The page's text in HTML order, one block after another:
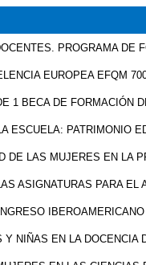
PROGRAMA DE
EUROPEA EFQM
1 BECA DE FORMACIÓN
ESCUELA: PATRIMONIO
DE LAS MUJERES EN LA
ASIGNATURAS PARA EL
Y NIÑAS EN LA